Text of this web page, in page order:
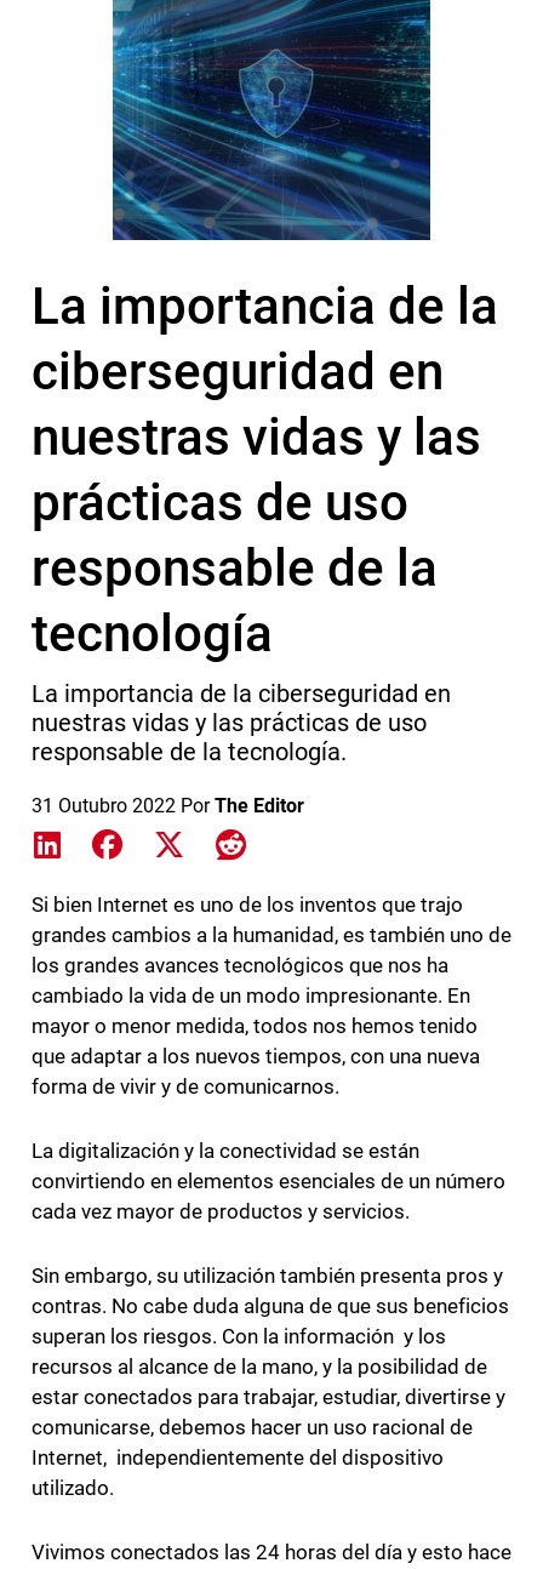
La importancia de la
ciberseguridad en
nuestras vidas y las
prácticas de uso
responsable de la
tecnología
La importancia de la ciberseguridad en
nuestras vidas y las prácticas de uso
responsable de la tecnología.
31 Outubro 2022 PorThe Editor
Share on LinkedIn
Share on Facebook
Share on XShare on Reddit
Si bien Internet es uno de los inventos que trajo
grandes cambios a la humanidad, es también uno de
los grandes avances tecnológicos que nos ha
cambiado la vida de un modo impresionante. En
mayor o menor medida, todos nos hemos tenido
que adaptar a los nuevos tiempos, con una nueva
forma de vivir y de comunicarnos.
La digitalización y la conectividad se están
convirtiendo en elementos esenciales de un número
cada vez mayor de productos y servicios.
Sin embargo, su utilización también presenta pros y
contras. No cabe duda alguna de que sus beneficios
superan los riesgos. Con la información y los
recursos al alcance de la mano, y la posibilidad de
estar conectados para trabajar, estudiar, divertirse y
comunicarse, debemos hacer un uso racional de
Internet, independientemente del dispositivo
utilizado.
Vivimos conectados las 24 horas del día y esto hace